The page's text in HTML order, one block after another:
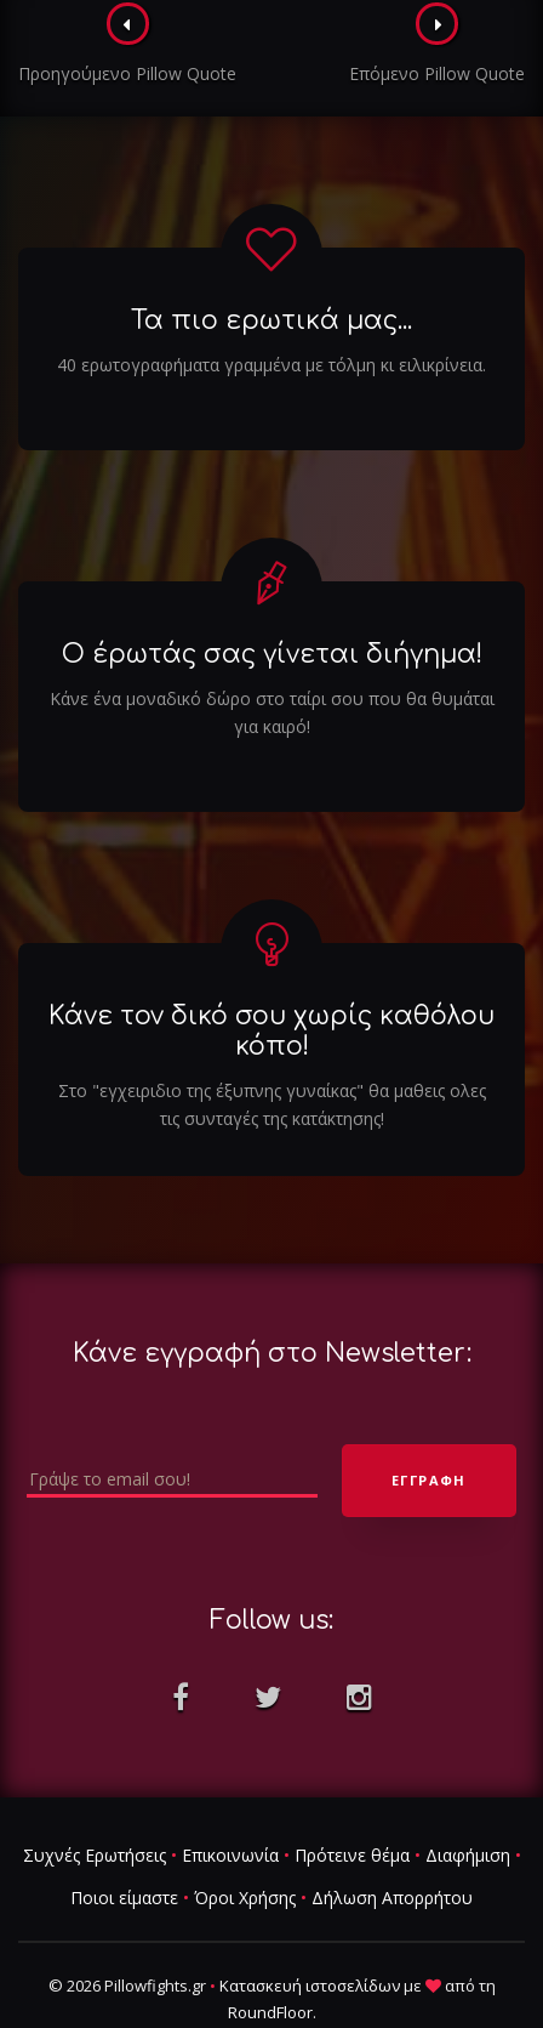
Πλοήγηση
στα
άρθρα
Προηγούμενο Pillow Quote Επόμενο Pillow Quote
Τα πιο ερωτικά μας...
40 ερωτογραφήματα γραμμένα με τόλμη κι ειλικρίνεια.
Ο έρωτάς σας γίνεται διήγημα!
Κάνε ένα μοναδικό δώρο στο ταίρι σου που θα θυμάται
για καιρό!
Κάνε τον δικό σου χωρίς καθόλου
κόπο!
Στο "εγχειριδιο της έξυπνης γυναίκας" θα μαθεις ολες
τις συνταγές της κατάκτησης!
Κάνε εγγραφή στο Newsletter:
Follow us:
Συχνές Ερωτήσεις• Επικοινωνία• Πρότεινε θέμα• Διαφήμιση •
Ποιοι είμαστε • Όροι Χρήσης • Δήλωση Απορρήτου
© 2026 Pillowfights.gr • Κατασκευή ιστοσελίδωνμε
από τη
RoundFloor.